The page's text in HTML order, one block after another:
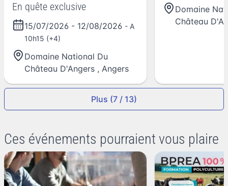
En quête exclusive
15/07/2026 - 12/08/2026 - A
10h15 (+4)
Domaine National Du
Château D'Angers , Angers
Domaine
Château
Plus (7 / 13)
Ces événements pourraient vous plaire